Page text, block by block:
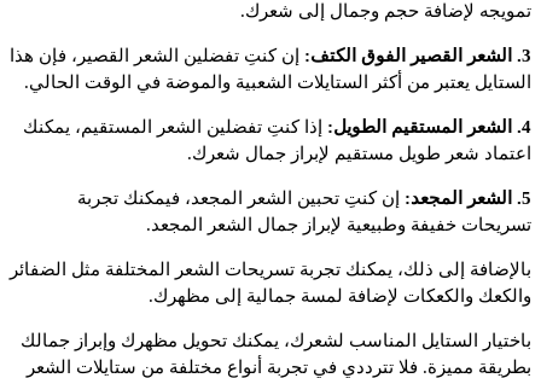
تمويجه لإضافة حجم وجمال إلى شعرك.
3. الشعر القصير الفوق الكتف:
إن كنتِ تفضلين الشعر القصير، فإن هذا
الستايل يعتبر من أكثر الستايلات الشعبية والموضة في الوقت الحالي.
4. الشعر المستقيم الطويل:
إذا كنتِ تفضلين الشعر المستقيم، يمكنك
اعتماد شعر طويل مستقيم لإبراز جمال شعرك.
5. الشعر المجعد:
إن كنتِ تحبين الشعر المجعد، فيمكنك تجربة
تسريحات خفيفة وطبيعية لإبراز جمال الشعر المجعد.
بالإضافة إلى ذلك، يمكنك تجربة تسريحات الشعر المختلفة مثل الضفائر
والكعك والكعكات لإضافة لمسة جمالية إلى مظهرك.
باختيار الستايل المناسب لشعرك، يمكنك تحويل مظهرك وإبراز جمالك
بطريقة مميزة. فلا تترددي في تجربة أنواع مختلفة من ستايلات الشعر